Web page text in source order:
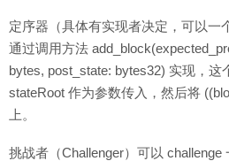
定序器（具体有实现者决定，可以一
通过调用方法
bytes, post_state: bytes32) 实现，这
stateRoot 作为参数传入，然后将
上。
挑战者（Challenger）可以 challenge